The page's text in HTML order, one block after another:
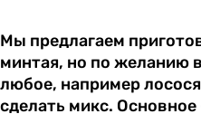
Мы предлагаем
минтая, но по желанию
любое, например
сделать микс.